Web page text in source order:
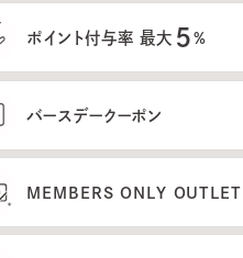
ポイント付与率 最大 %
バースデークーポン
MEMBERS ONLY OUTLETのご
プレセールへのご招待